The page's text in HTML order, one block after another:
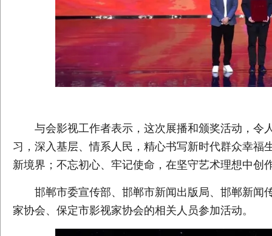
与会影视工作者表示，这次展播和颁奖活动，令
习，深入基层、情系人民，精心书写新时代群众幸
新境界；不忘初心、牢记使命，在坚守艺术理想中创
邯郸市委宣传部、邯郸市新闻出版局、邯郸新闻
家协会、保定市影视家协会的相关人员参加活动。